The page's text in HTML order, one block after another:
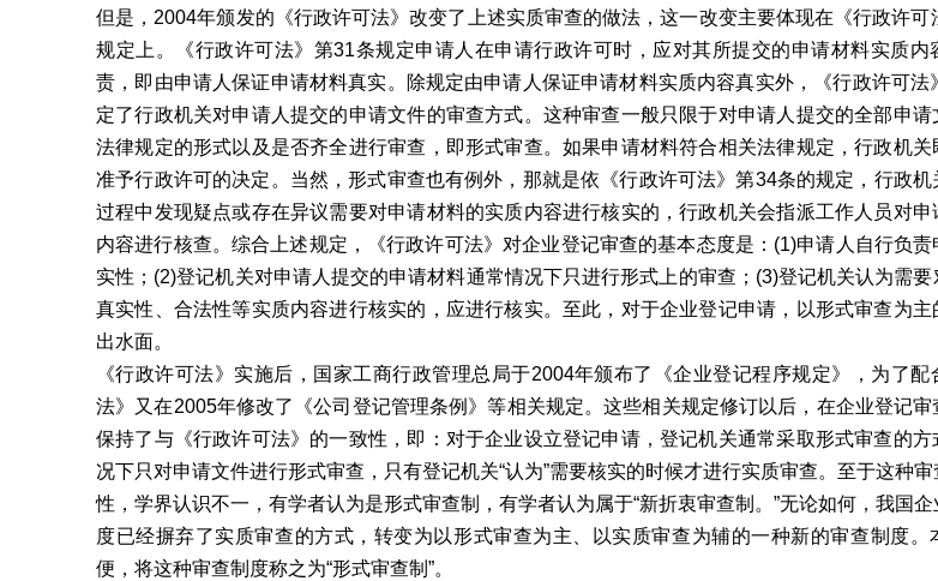
但是，2004年颁发的《行政许可法》改变了上述实质审查的做法，这一改变主要体现在《行政许可
规定上。《行政许可法》第31条规定申请人在申请行政许可时，应对其所提交的申请材料实质内
责，即由申请人保证申请材料真实。除规定由申请人保证申请材料实质内容真实外，《行政许可法
定了行政机关对申请人提交的申请文件的审查方式。这种审查一般只限于对申请人提交的全部申请
法律规定的形式以及是否齐全进行审查，即形式审查。如果申请材料符合相关法律规定，行政机关
准予行政许可的决定。当然，形式审查也有例外，那就是依《行政许可法》第34条的规定，行政机
过程中发现疑点或存在异议需要对申请材料的实质内容进行核实的，行政机关会指派工作人员对申
内容进行核查。综合上述规定，《行政许可法》对企业登记审查的基本态度是：(1)申请人自行负
实性；(2)登记机关对申请人提交的申请材料通常情况下只进行形式上的审查；(3)登记机关认为需要
真实性、合法性等实质内容进行核实的，应进行核实。至此，对于企业登记申请，以形式审查为主
出水面。
《行政许可法》实施后，国家工商行政管理总局于2004年颁布了《企业登记程序规定》，为了配
法》又在2005年修改了《公司登记管理条例》等相关规定。这些相关规定修订以后，在企业登记审
保持了与《行政许可法》的一致性，即：对于企业设立登记申请，登记机关通常采取形式审查的方
况下只对申请文件进行形式审查，只有登记机关“认为”需要核实的时候才进行实质审查。至于这种
性，学界认识不一，有学者认为是形式审查制，有学者认为属于“新折衷审查制。”无论如何，我国企
度已经摒弃了实质审查的方式，转变为以形式审查为主、以实质审查为辅的一种新的审查制度。
便，将这种审查制度称之为“形式审查制”。